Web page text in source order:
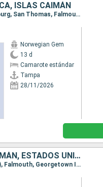
ISLAS CAIMÁN
Itinerario : Tampa, San Juan, Tortola, Basse-Terre (Guadalupe), Philipsburg, San Thomas, Falmouth, Georgetown Islas Caiman, Tampa
Norwegian Gem
13 d
Camarote estándar
Tampa
28/11/2026
REPÚBLICA DOMINICANA, ARUBA, JAMAICA, ISLAS CAIMÁN, ESTADOS UNIDOS
Itinerario : Tampa, Cabo Rojo, Willemstad(Curaçao), Oranjestad (Aruba), Falmouth, Georgetown Islas Caiman, Tampa